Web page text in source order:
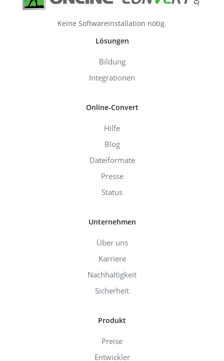
Keine Softwareinstallation nötig.
Lösungen
Bildung
Integrationen
Online-Convert
Hilfe
Blog
Dateiformate
Presse
Status
Unternehmen
Über uns
Karriere
Nachhaltigkeit
Sicherheit
Produkt
Preise
Entwickler